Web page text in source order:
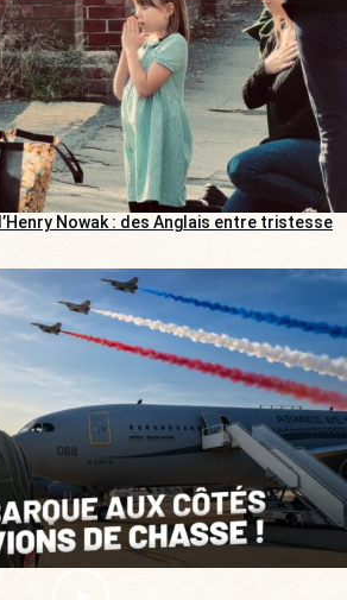
Nowak : des Anglais entre tristesse